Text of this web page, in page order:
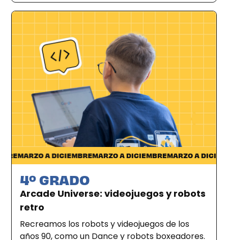
Ciudad de la Costa
MARZO A DICIEMBREMARZO A DICIEMBREMARZO A
4º GRADO
Arcade Universe: videojuegos y robots
retro
Recreamos los robots y videojuegos de los
años 90, como un Dance y robots boxeadores.